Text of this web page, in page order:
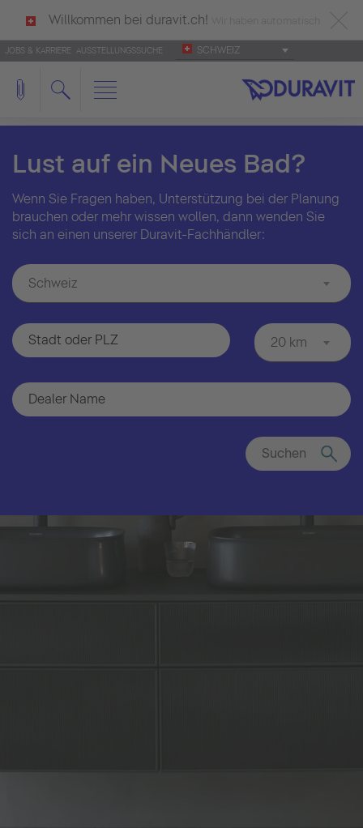
Willkommen bei duravit.ch!
deutsch als Ihre Sprache erkannt.
Français Italiano
JOBS & KARRIERE AUSSTELLUNGSSUCHE SCHWEIZ
Lust auf ein Neues Bad?
Wenn Sie Fragen haben, Unterstützung bei der Planung
brauchen oder mehr wissen wollen, dann wenden Sie
sich an einen unserer Duravit-Fachhändler:
Schweiz
20 km
Suchen